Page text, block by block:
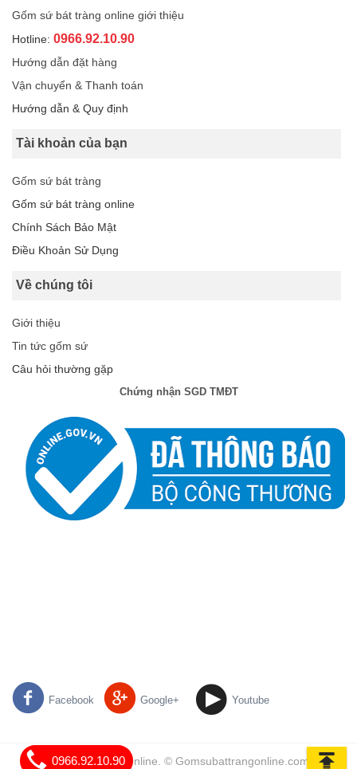
0966.92.10.90
Gốm sứ bát tràng online giới thiệu
Hotline: 0966.92.10.90
Hướng dẫn đặt hàng
Vận chuyển & Thanh toán
Hướng dẫn & Quy định
Tài khoản của bạn
Gốm sứ bát tràng
Gốm sứ bát tràng online
Chính Sách Bảo Mật
Điều Khoản Sử Dụng
Về chúng tôi
Giới thiệu
Tin tức gốm sứ
Câu hỏi thường gặp
Chứng nhận SGD TMĐT
Facebook Google+ Youtube
Gốm Sứ Bát Tràng Online. © Gomsubattrangonline.com | All